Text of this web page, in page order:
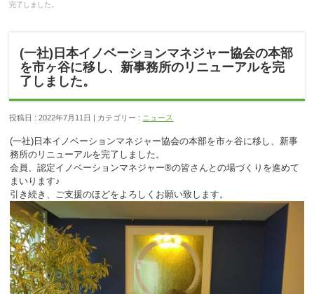
完了しました。
(一社)日本イノベーションマネジャー協会の本部
を市ヶ谷に移し、新事務所のリニューアルを完
了しました。
投稿日 : 2022年7月11日 | カテゴリー : ニュース
(一社)日本イノベーションマネジャー協会の本部を市ヶ谷に移し、新事
務所のリニューアルを完了しました。
会員、認定イノベーションマネジャー®の皆さんとの場づくりを進めて
まいります♪
引き続き、ご支援のほどをよろしくお願い致します。